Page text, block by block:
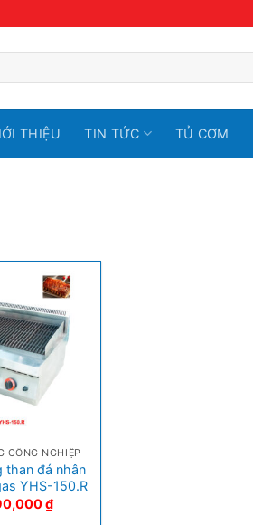
THIỆU TIN TỨC TỦ CƠM
CÔNG NGHIỆP
than đá nhân
YHS-150.R
₫